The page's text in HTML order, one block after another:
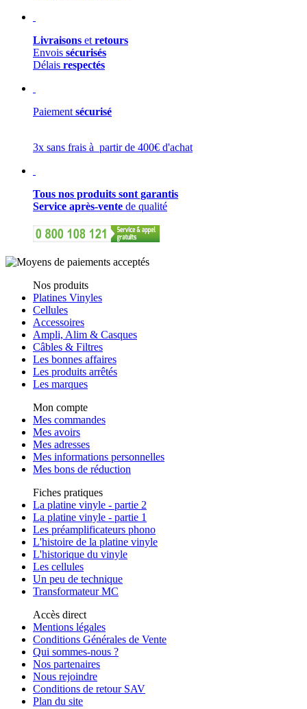
Livraisons et retours
Envois sécurisés
Délais respectés
Paiement sécurisé
3x sans frais à partir de 400€ d'achat
Tous nos produits sont garantis
Service après-vente de qualité
Nos produits
Platines Vinyles
Cellules
Accessoires
Ampli, Alim & Casques
Câbles & Filtres
Les bonnes affaires
Les produits arrêtés
Les marques
Mon compte
Mes commandes
Mes avoirs
Mes adresses
Mes informations personnelles
Mes bons de réduction
Fiches pratiques
La platine vinyle - partie 2
La platine vinyle - partie 1
Les préamplificateurs phono
L'histoire de la platine vinyle
L'historique du vinyle
Les cellules
Un peu de technique
Transformateur MC
Accès direct
Mentions légales
Conditions Générales de Vente
Qui sommes-nous ?
Nos partenaires
Nous rejoindre
Conditions de retour SAV
Plan du site